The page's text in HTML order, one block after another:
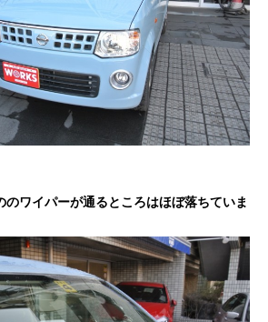
のワイパーが通るところはほぼ落ちていま